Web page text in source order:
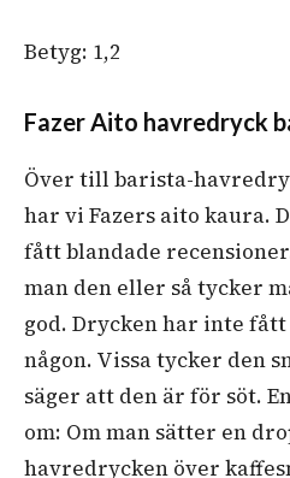
Betyg: 1,2
Fazer Aito havredryck
Över till barista-
har vi Fazers aito kaura.
fått blandade
man den eller så tycker
god. Drycken har inte
någon. Vissa tycker den
säger att den är för söt.
om: Om man sätter en
havredrycken över